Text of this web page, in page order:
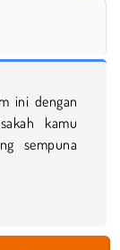
ini dengan
kamu
sempuna